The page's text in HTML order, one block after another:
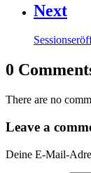
Next
0
There are no
Leave a
Deine E-Mail-